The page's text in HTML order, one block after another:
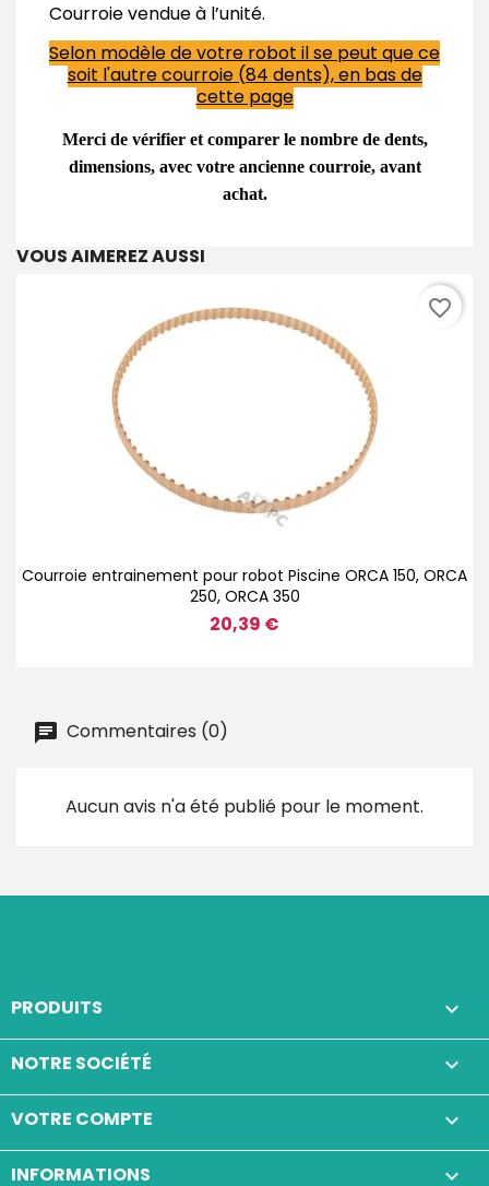
Courroie vendue à l’unité.
Selon modèle de votre robot il se peut que ce
soit l'autre courroie (84 dents), en bas de
cette page
Merci de vérifier et comparer le nombre de dents,
dimensions, avec votre ancienne courroie, avant
achat.
VOUS AIMEREZ AUSSI
Courroie entrainement pour robot Piscine ORCA 150, ORCA
250, ORCA 350
20,39 €
favorite_border
Commentaires (0)
Aucun avis n'a été publié pour le moment.
PRODUITS 
NOTRE SOCIÉTÉ 
VOTRE COMPTE 
INFORMATIONS keyboard_arrow_down